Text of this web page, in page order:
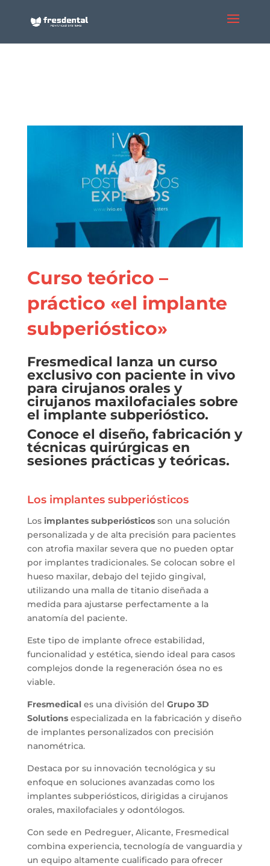
Curso teórico –
práctico «el implante
subperióstico»
Fresmedical lanza un curso
exclusivo con paciente in vivo
para cirujanos orales y
cirujanos maxilofaciales sobre
el implante subperióstico.
Conoce el diseño, fabricación y
técnicas quirúrgicas en
sesiones prácticas y teóricas.
Los implantes subperiósticos
Los implantes subperiósticosson una solución
personalizada y de alta precisión para pacientes
con atrofia maxilar severa que no pueden optar
por implantes tradicionales. Se colocan sobre el
hueso maxilar, debajo del tejido gingival,
utilizando una malla de titanio diseñada a
medida para ajustarse perfectamente a la
anatomía del paciente.
Este tipo de implante ofrece estabilidad,
funcionalidad y estética, siendo ideal para casos
complejos donde la regeneración ósea no es
viable.
Fresmedicales una división del Grupo 3D
Solutionsespecializada en la fabricación y diseño
de implantes personalizados con precisión
nanométrica.
Destaca por su innovación tecnológica y su
enfoque en soluciones avanzadas como los
implantes subperiósticos, dirigidas a cirujanos
orales, maxilofaciales y odontólogos.
Con sede en Pedreguer, Alicante, Fresmedical
combina experiencia, tecnología de vanguardia y
un equipo altamente cualificado para ofrecer